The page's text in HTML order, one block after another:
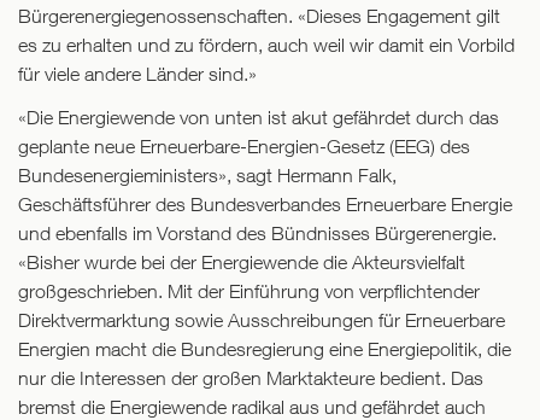
Bürgerenergiegenossenschaften. «Dieses Engagement gilt
es zu erhalten und zu fördern, auch weil wir damit ein Vorbild
für viele andere Länder sind.»
«Die Energiewende von unten ist akut gefährdet durch das
geplante neue Erneuerbare-Energien-Gesetz (EEG) des
Bundesenergieministers», sagt Hermann Falk,
Geschäftsführer des Bundesverbandes Erneuerbare Energie
und ebenfalls im Vorstand des Bündnisses Bürgerenergie.
«Bisher wurde bei der Energiewende die Akteursvielfalt
großgeschrieben. Mit der Einführung von verpflichtender
Direktvermarktung sowie Ausschreibungen für Erneuerbare
Energien macht die Bundesregierung eine Energiepolitik, die
nur die Interessen der großen Marktakteure bedient. Das
bremst die Energiewende radikal aus und gefährdet auch